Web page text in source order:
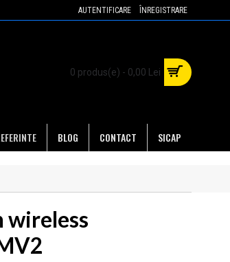
AUTENTIFICARE ÎNREGISTRARE
0 produs(e) - 0,00 Lei
SICAP
CONTACT
BLOG